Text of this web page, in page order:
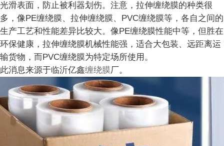
光滑表面，防止被利器划伤。注意，拉伸缠绕膜的种类很
多，像PE缠绕膜、拉伸缠绕膜、PVC缠绕膜等，各自之间的
生产工艺和性能差异比较大。像PE缠绕膜性能中等，但胜在
环保健康，拉伸缠绕膜机械性能强，适合大包装、远距离运
输货物，而PVC缠绕膜为特定场所使用。
此消息来源于临沂亿鑫缠绕膜厂。